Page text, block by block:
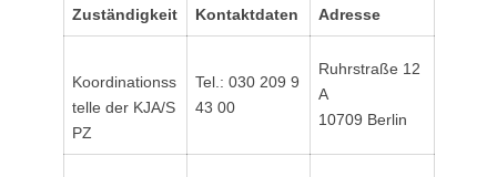
Zuständigkeit Kontaktdaten Adresse
Koordinationss
telle der KJA/S
PZ
Tel.: 030 209 9
43 00
Ruhrstraße 12
A
10709 Berlin